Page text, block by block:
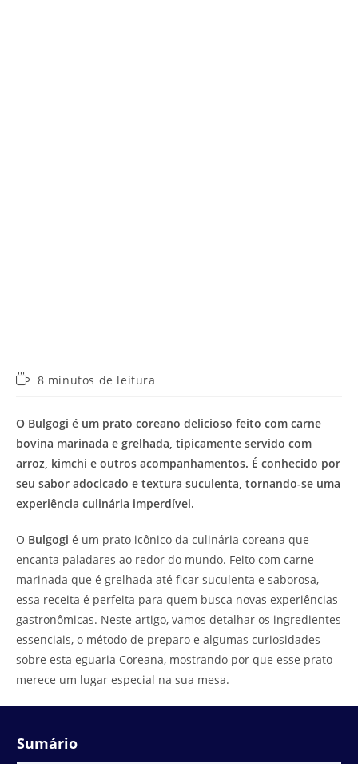
Tempo8 minutos de leitura
O Bulgogi é um prato coreano delicioso feito com carne
bovina marinada e grelhada, tipicamente servido com
arroz, kimchi e outros acompanhamentos. É conhecido por
seu sabor adocicado e textura suculenta, tornando-se uma
experiência culinária imperdível.
O Bulgogi é um prato icônico da culinária coreana que
encanta paladares ao redor do mundo. Feito com carne
marinada que é grelhada até ficar suculenta e saborosa,
essa receita é perfeita para quem busca novas experiências
gastronômicas. Neste artigo, vamos detalhar os ingredientes
essenciais, o método de preparo e algumas curiosidades
sobre esta eguaria Coreana, mostrando por que esse prato
merece um lugar especial na sua mesa.
Sumário